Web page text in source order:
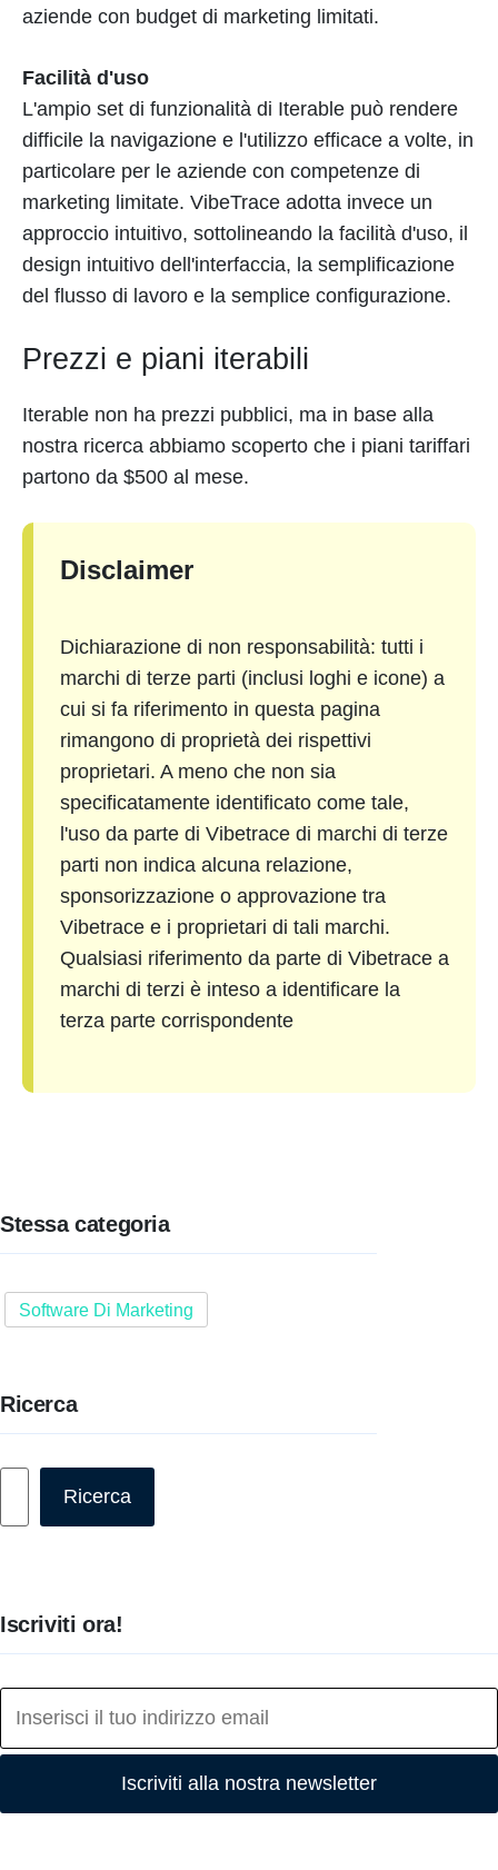
aziende con budget di marketing limitati.
Facilità d'uso
L'ampio set di funzionalità di Iterable può rendere
difficile la navigazione e l'utilizzo efficace a volte, in
particolare per le aziende con competenze di
marketing limitate. VibeTrace adotta invece un
approccio intuitivo, sottolineando la facilità d'uso, il
design intuitivo dell'interfaccia, la semplificazione
del flusso di lavoro e la semplice configurazione.
Prezzi e piani iterabili
Iterable non ha prezzi pubblici, ma in base alla
nostra ricerca abbiamo scoperto che i piani tariffari
partono da $500 al mese.
Disclaimer
Dichiarazione di non responsabilità: tutti i
marchi di terze parti (inclusi loghi e icone) a
cui si fa riferimento in questa pagina
rimangono di proprietà dei rispettivi
proprietari. A meno che non sia
specificatamente identificato come tale,
l'uso da parte di Vibetrace di marchi di terze
parti non indica alcuna relazione,
sponsorizzazione o approvazione tra
Vibetrace e i proprietari di tali marchi.
Qualsiasi riferimento da parte di Vibetrace a
marchi di terzi è inteso a identificare la
terza parte corrispondente
Stessa categoria
Software Di Marketing
Ricerca
Ricerca
Iscriviti ora!
Iscriviti alla nostra newsletter